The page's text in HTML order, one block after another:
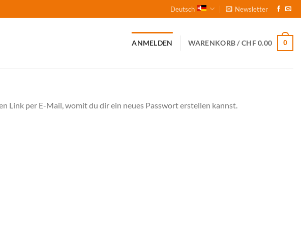
Deutsch Newsletter
ANMELDEN WARENKORB /CHF0.00 0
Link per E-Mail, womit du dir ein neues Passwort erstellen kannst.